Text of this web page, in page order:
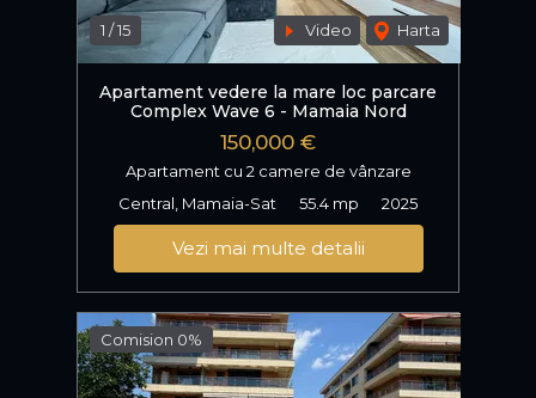
1 /15 Video Harta
Apartament vedere la mare loc parcare
Complex Wave 6 - Mamaia Nord
150,000 €
Apartament cu 2 camere de vânzare
Central, Mamaia-Sat
55.4 mp 2025
Vezi mai multe detalii
Comision 0%